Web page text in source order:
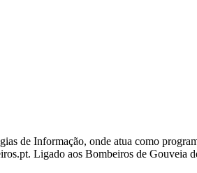
de Informação, onde atua como
Ligado aos Bombeiros de Gouveia